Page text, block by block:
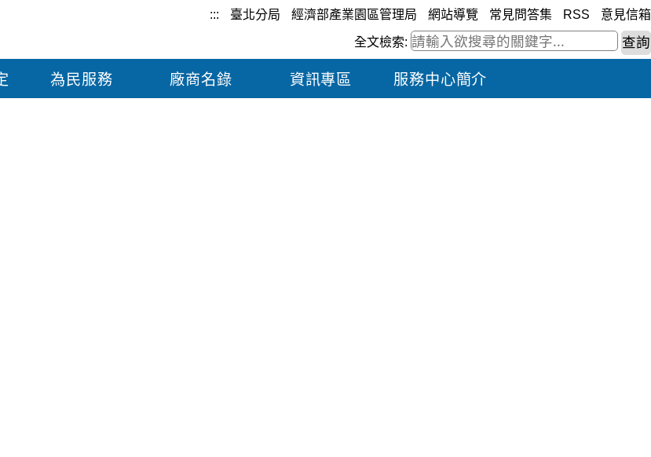
::: 臺北分局 經濟部產業園區管理局 網站導覽 常見問答集 RSS 意見信箱
全文檢索:
為民服務 廠商名錄 資訊專區 服務中心簡介